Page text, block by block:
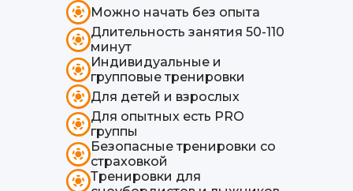
Можно начать без опыта
Длительность занятия 50-110
минут
Индивидуальные и
групповые тренировки
Для детей и взрослых
Для опытных есть PRO
группы
Безопасные тренировки со
страховкой
Тренировки для